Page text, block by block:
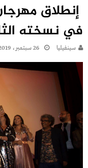
إنطلاق
في نسخته
سينفيليا 26 سبتمبر، 2019